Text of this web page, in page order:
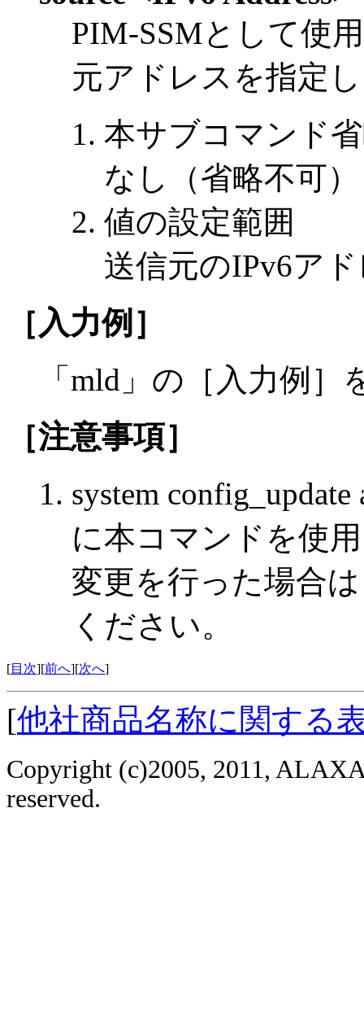
PIM-SSMとして使
元アドレスを指定
本サブコマンド
なし（省略不可）
値の設定範囲
送信元のIPv6ア
［入力例］
「mld」の［入力例
［注意事項］
system
に本コマンドを使
変更を行った場合
ください。
[目次][前へ][次へ]
[他社商品名称に関する
Copyright (c)2005, 2011,
reserved.